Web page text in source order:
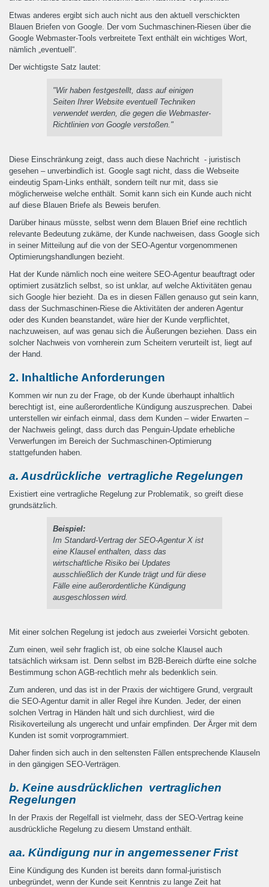
Etwas anderes ergibt sich auch nicht aus den aktuell verschickten
Blauen Briefen von Google. Der vom Suchmaschinen-Riesen über die
Google Webmaster-Tools verbreitete Text enthält ein wichtiges Wort,
nämlich „eventuell“.
Der wichtigste Satz lautet:
"Wir haben festgestellt, dass auf einigen
Seiten Ihrer Website eventuell Techniken
verwendet werden, die gegen die Webmaster-
Richtlinien von Google verstoßen."
Diese Einschränkung zeigt, dass auch diese Nachricht - juristisch
gesehen – unverbindlich ist. Google sagt nicht, dass die Webseite
eindeutig Spam-Links enthält, sondern teilt nur mit, dass sie
möglicherweise welche enthält. Somit kann sich ein Kunde auch nicht
auf diese Blauen Briefe als Beweis berufen.
Darüber hinaus müsste, selbst wenn dem Blauen Brief eine rechtlich
relevante Bedeutung zukäme, der Kunde nachweisen, dass Google sich
in seiner Mitteilung auf die von der SEO-Agentur vorgenommenen
Optimierungshandlungen bezieht.
Hat der Kunde nämlich noch eine weitere SEO-Agentur beauftragt oder
optimiert zusätzlich selbst, so ist unklar, auf welche Aktivitäten genau
sich Google hier bezieht. Da es in diesen Fällen genauso gut sein kann,
dass der Suchmaschinen-Riese die Aktivitäten der anderen Agentur
oder des Kunden beanstandet, wäre hier der Kunde verpflichtet,
nachzuweisen, auf was genau sich die Äußerungen beziehen. Dass ein
solcher Nachweis von vornherein zum Scheitern verurteilt ist, liegt auf
der Hand.
2. Inhaltliche Anforderungen
Kommen wir nun zu der Frage, ob der Kunde überhaupt inhaltlich
berechtigt ist, eine außerordentliche Kündigung auszusprechen. Dabei
unterstellen wir einfach einmal, dass dem Kunden – wider Erwarten –
der Nachweis gelingt, dass durch das Penguin-Update erhebliche
Verwerfungen im Bereich der Suchmaschinen-Optimierung
stattgefunden haben.
a. Ausdrückliche vertragliche Regelungen
Existiert eine vertragliche Regelung zur Problematik, so greift diese
grundsätzlich.
Beispiel:
Im Standard-Vertrag der SEO-Agentur X ist
eine Klausel enthalten, dass das
wirtschaftliche Risiko bei Updates
ausschließlich der Kunde trägt und für diese
Fälle eine außerordentliche Kündigung
ausgeschlossen wird.
Mit einer solchen Regelung ist jedoch aus zweierlei Vorsicht geboten.
Zum einen, weil sehr fraglich ist, ob eine solche Klausel auch
tatsächlich wirksam ist. Denn selbst im B2B-Bereich dürfte eine solche
Bestimmung schon AGB-rechtlich mehr als bedenklich sein.
Zum anderen, und das ist in der Praxis der wichtigere Grund, vergrault
die SEO-Agentur damit in aller Regel ihre Kunden. Jeder, der einen
solchen Vertrag in Händen hält und sich durchliest, wird die
Risikoverteilung als ungerecht und unfair empfinden. Der Ärger mit dem
Kunden ist somit vorprogrammiert.
Daher finden sich auch in den seltensten Fällen entsprechende Klauseln
in den gängigen SEO-Verträgen.
b. Keine ausdrücklichen vertraglichen
Regelungen
In der Praxis der Regelfall ist vielmehr, dass der SEO-Vertrag keine
ausdrückliche Regelung zu diesem Umstand enthält.
aa. Kündigung nur in angemessener Frist
Eine Kündigung des Kunden ist bereits dann formal-juristisch
unbegründet, wenn der Kunde seit Kenntnis zu lange Zeit hat